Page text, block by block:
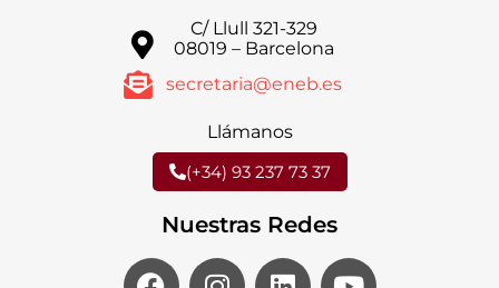
C/ Llull 321-329
08019 – Barcelona
secretaria@eneb.es
Llámanos
(+34) 93 237 73 37
Nuestras Redes